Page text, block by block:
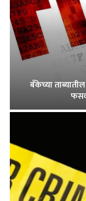
बँकेच्या